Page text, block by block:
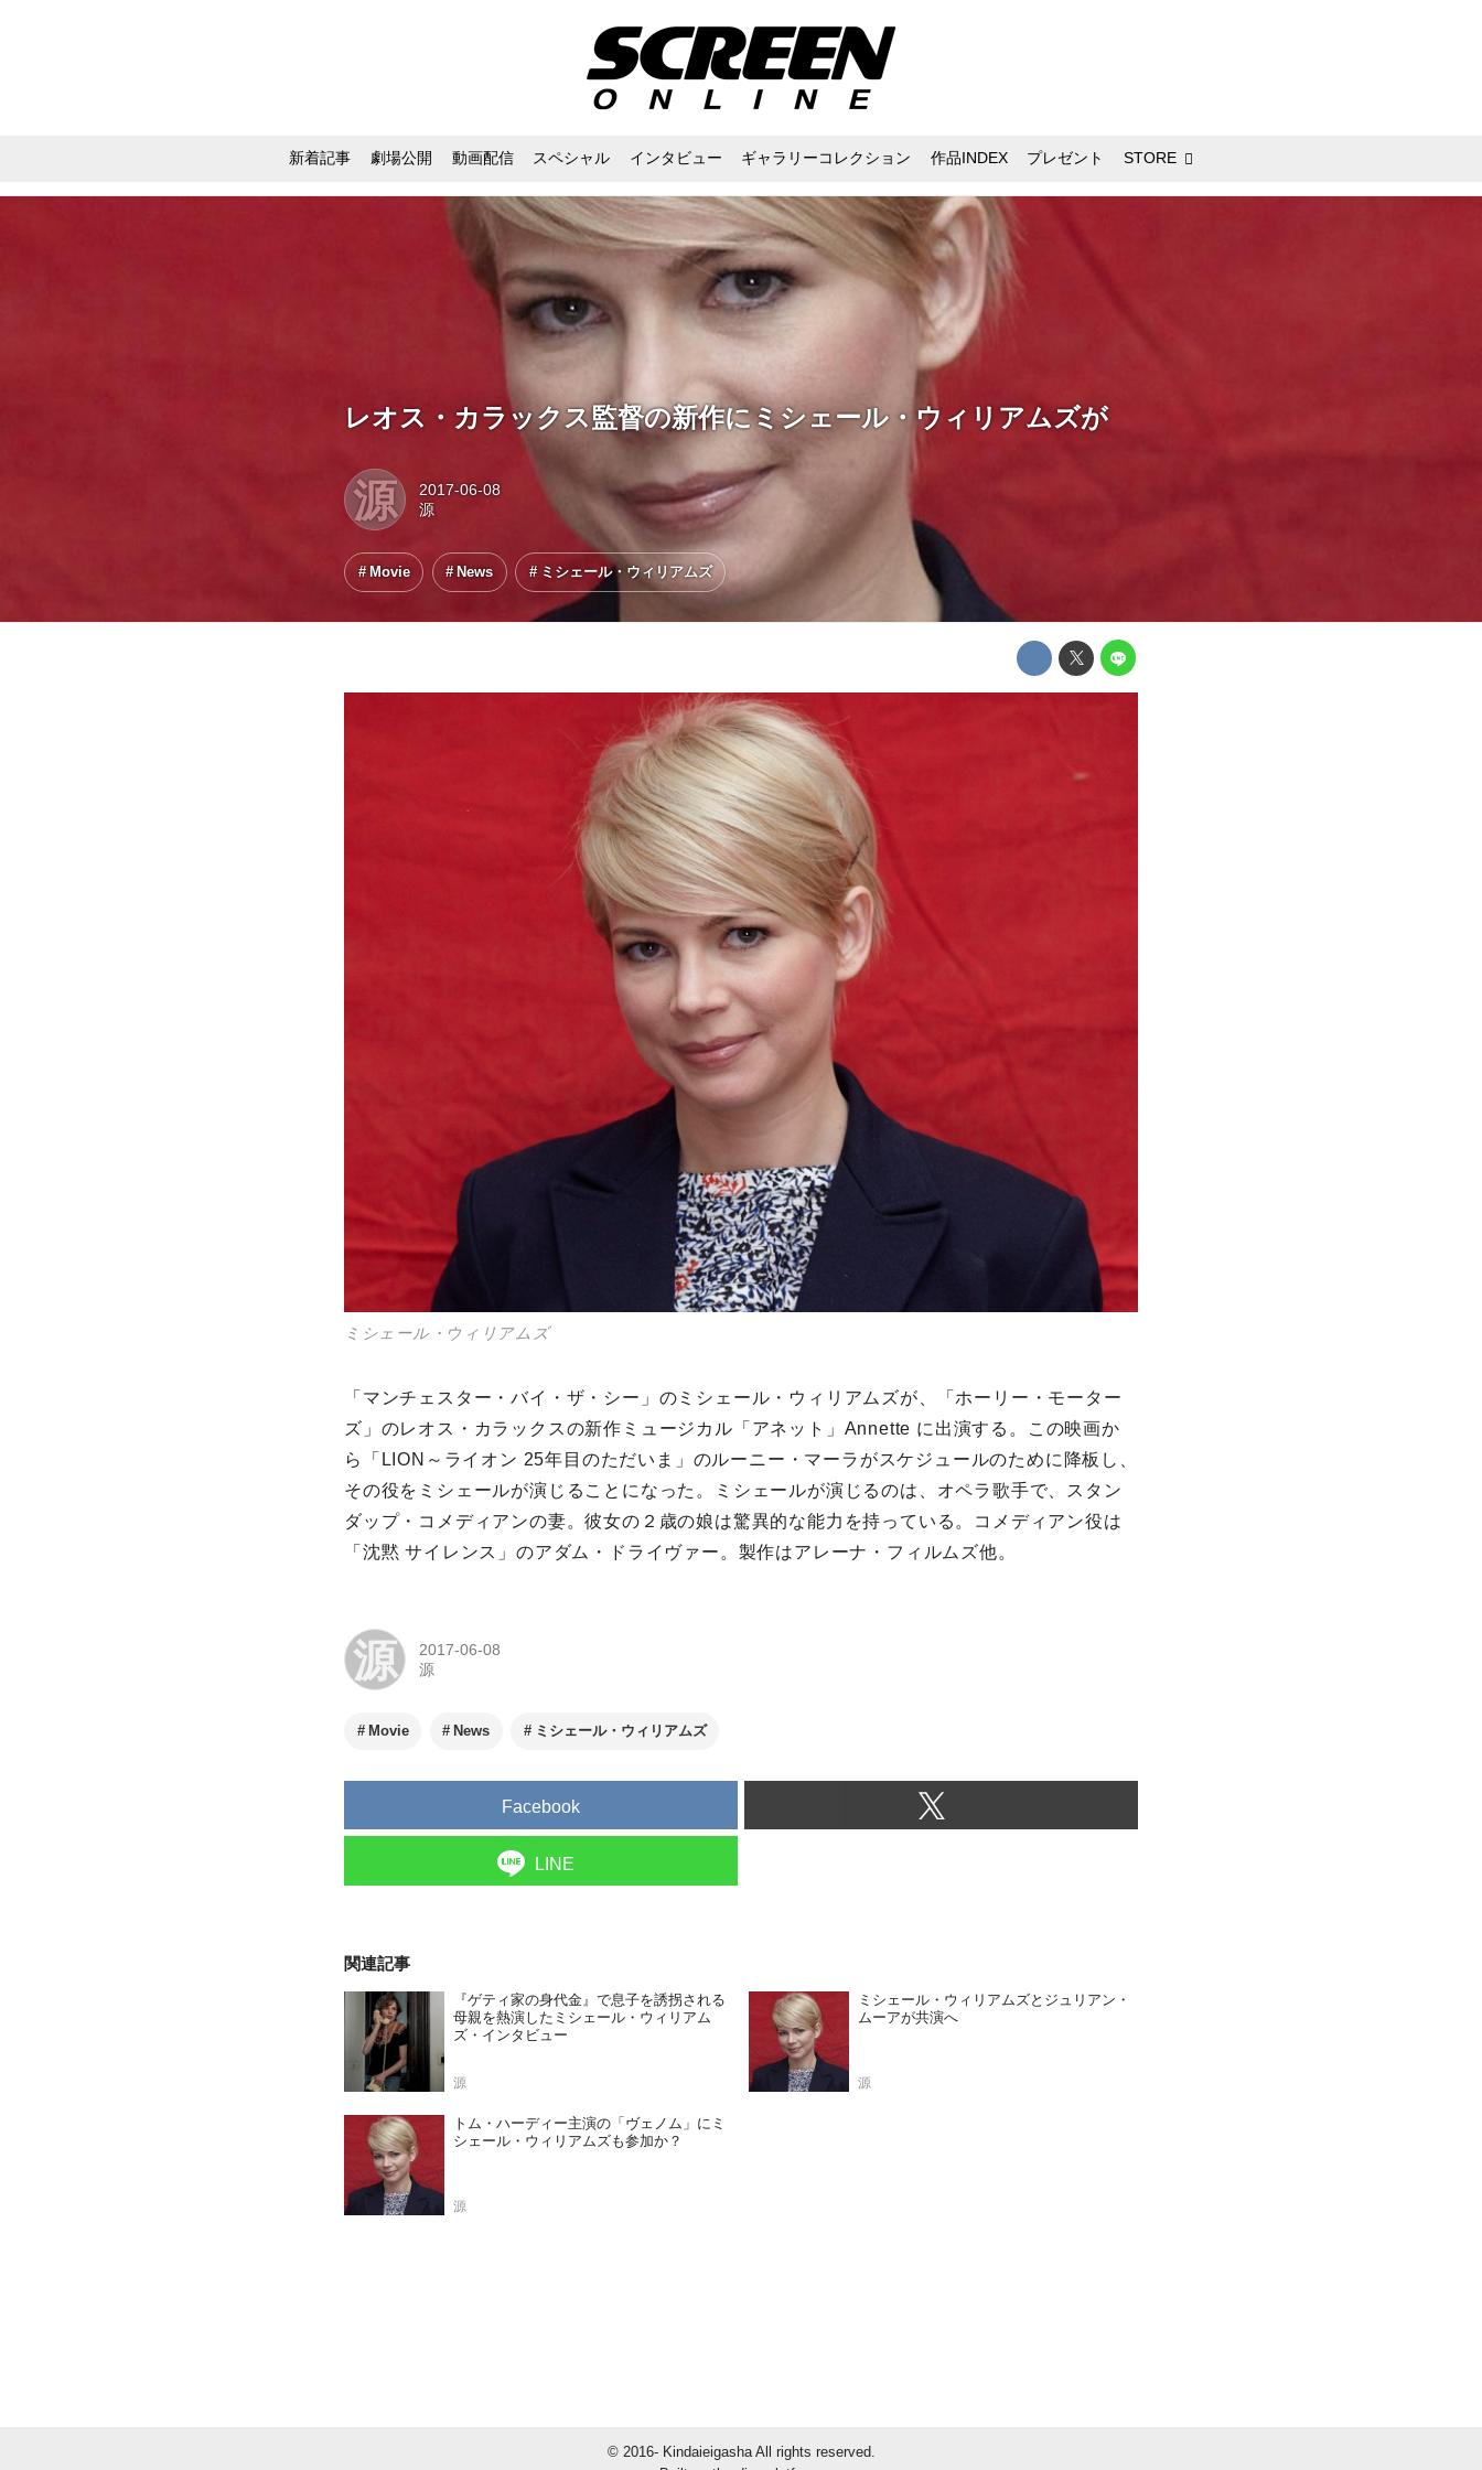
新着記事 劇場公開 動画配信 スペシャル インタビュー ギャラリーコレクション 作品INDEX プレゼント STORE
レオス・カラックス監督の新作にミシェール・ウィリアムズが
源
2017-06-08
源
Movie News ミシェール・ウィリアムズ
ミシェール・ウィリアムズ
「マンチェスター・バイ・ザ・シー」のミシェール・ウィリアムズが、「ホーリー・モーター
ズ」のレオス・カラックスの新作ミュージカル「アネット」Annette に出演する。この映画か
ら「LION～ライオン 25年目のただいま」のルーニー・マーラがスケジュールのために降板し、
その役をミシェールが演じることになった。ミシェールが演じるのは、オペラ歌手で、スタン
ダップ・コメディアンの妻。彼女の２歳の娘は驚異的な能力を持っている。コメディアン役は
「沈黙 サイレンス」のアダム・ドライヴァー。製作はアレーナ・フィルムズ他。
源
2017-06-08
源
Movie News ミシェール・ウィリアムズ
Facebook
LINE
関連記事
『ゲティ家の身代金』で息子を誘拐される
母親を熱演したミシェール・ウィリアム
ズ・インタビュー
源
ミシェール・ウィリアムズとジュリアン・
ムーアが共演へ
源
トム・ハーディー主演の「ヴェノム」にミ
シェール・ウィリアムズも参加か？
源
© 2016- Kindaieigasha All rights reserved.